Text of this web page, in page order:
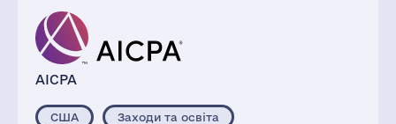
AICPA
США Заходи та освіта